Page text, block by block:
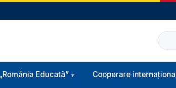
Caută
„România Educată” Cooperare